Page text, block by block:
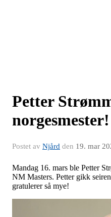
Petter
norgesmester!
Postet av Njård den 19. mar
Mandag 16. mars ble Petter
NM Masters. Petter gikk
gratulerer så mye!